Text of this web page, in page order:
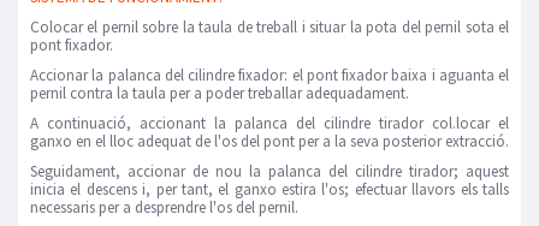
Colocar el pernil sobre la taula de treball i situar la pota del pernil sota el
pont fixador.
Accionar la palanca del cilindre fixador: el pont fixador baixa i aguanta el
pernil contra la taula per a poder treballar adequadament.
A continuació, accionant la palanca del cilindre tirador col.locar el
ganxo en el lloc adequat de l'os del pont per a la seva posterior extracció.
Seguidament, accionar de nou la palanca del cilindre tirador; aquest
inicia el descens i, per tant, el ganxo estira l'os; efectuar llavors els talls
necessaris per a desprendre l'os del pernil.